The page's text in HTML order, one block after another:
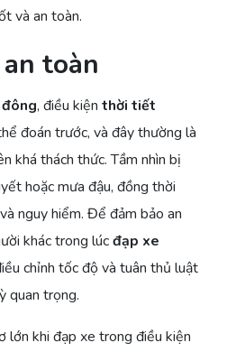
và an toàn.
toàn
, điều kiện thời tiết
đoán trước, và đây thường là
khá thách thức. Tầm nhìn bị
hoặc mưa đậu, đồng thời
nguy hiểm. Để đảm bảo an
khác trong lúcđạp xe
chỉnh tốc độ và tuân thủ luật
quan trọng.
lớn khi đạp xe trong điều kiện